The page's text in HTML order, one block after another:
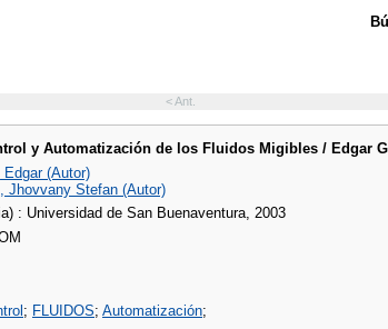
< Ant.
y Automatización de los Fluidos Migibles / Edgar
(Autor)
Jhovvany Stefan (Autor)
: Universidad de San Buenaventura, 2003
; FLUIDOS; Automatización;